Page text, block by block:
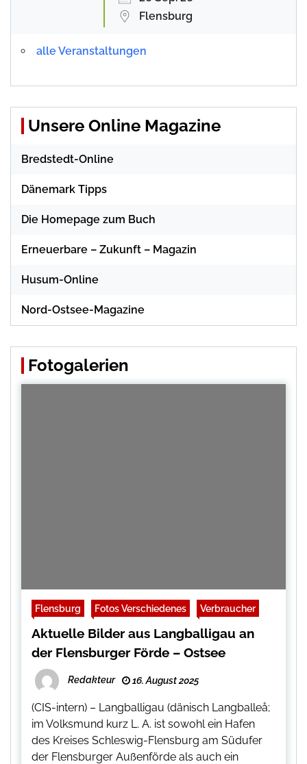
Flensburg
alle Veranstaltungen
Unsere Online Magazine
Bredstedt-Online
Dänemark Tipps
Die Homepage zum Buch
Erneuerbare – Zukunft – Magazin
Husum-Online
Nord-Ostsee-Magazine
Fotogalerien
Flensburg Fotos Verschiedenes Verbraucher
Aktuelle Bilder aus Langballigau an
der Flensburger Förde – Ostsee
Redakteur 16. August 2025
(CIS-intern) – Langballigau (dänisch Langballeå;
im Volksmund kurz L. A. ist sowohl ein Hafen
des Kreises Schleswig-Flensburg am Südufer
der Flensburger Außenförde als auch ein